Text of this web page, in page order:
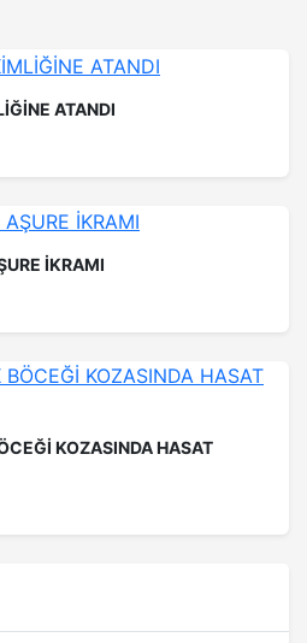
ATANDI
İKRAMI
KOZASINDA HASAT